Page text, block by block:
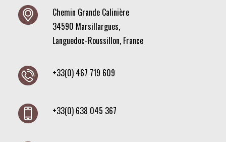
Chemin Grande Calinière
34590 Marsillargues,
Languedoc-Roussillon, France
+33(0) 467 719 609
+33(0) 638 045 367